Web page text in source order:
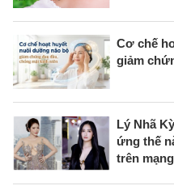
Cơ chế
giảm
Lý Nhã
ứng thế
trên